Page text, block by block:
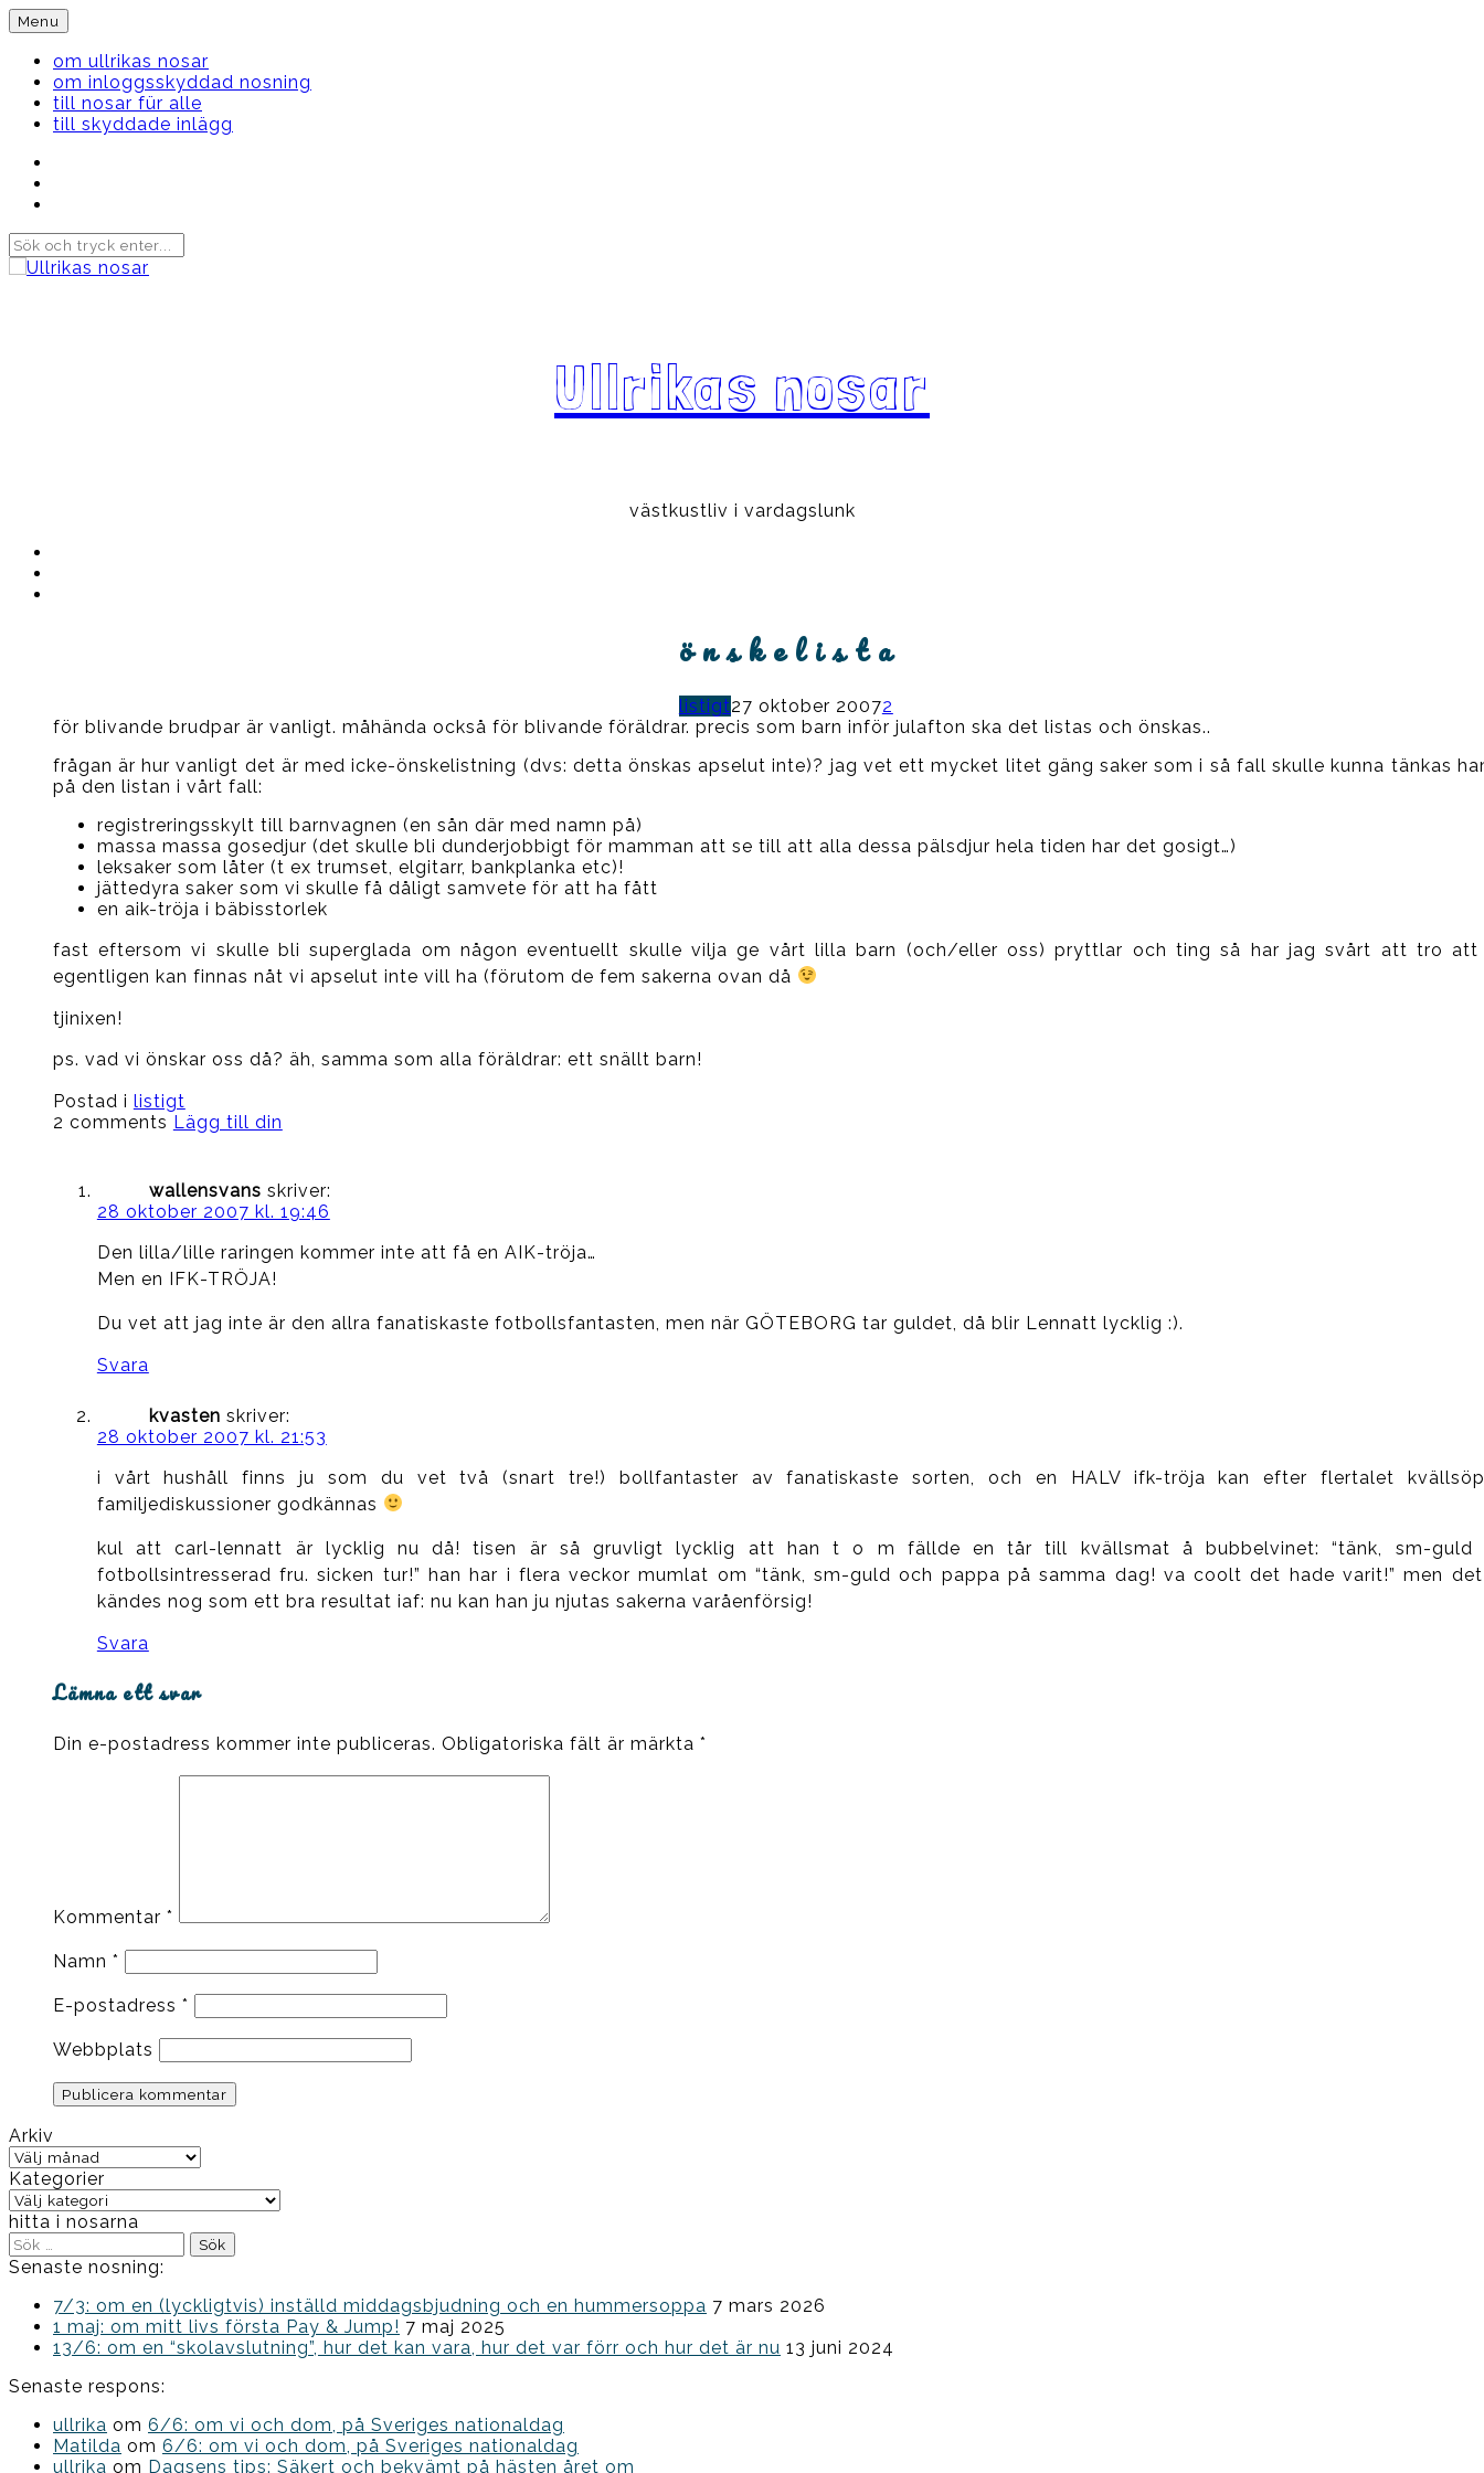
Skip
to
content
Menu
om ullrikas nosar
om inloggsskyddad nosning
till nosar für alle
till skyddade inlägg
Ullrikas nosar
västkustliv i vardagslunk
ö n s k e l i s t a
listigt27 oktober 20072
för blivande brudpar är vanligt. måhända också för blivande föräldrar. precis som barn inför julafton ska det listas och önskas..
frågan är hur vanligt det är med icke-önskelistning (dvs: detta önskas apselut inte)? jag vet ett mycket litet gäng saker som i så fall skulle kunna tänkas
på den listan i vårt fall:
registreringsskylt till barnvagnen (en sån där med namn på)
massa massa gosedjur (det skulle bli dunderjobbigt för mamman att se till att alla dessa pälsdjur hela tiden har det gosigt…)
leksaker som låter (t ex trumset, elgitarr, bankplanka etc)!
jättedyra saker som vi skulle få dåligt samvete för att ha fått
en aik-tröja i bäbisstorlek
fast eftersom vi skulle bli superglada om någon eventuellt skulle vilja ge vårt lilla barn (och/eller oss) pryttlar och ting så har jag svårt att tro
egentligen kan finnas nåt vi apselut inte vill ha (förutom de fem sakerna ovan då
tjinixen!
ps. vad vi önskar oss då? äh, samma som alla föräldrar: ett snällt barn!
Postad i listigt
2 comments Lägg till din
wallensvans skriver:
28 oktober 2007 kl. 19:46
Den lilla/lille raringen kommer inte att få en AIK-tröja…
Men en IFK-TRÖJA!
Du vet att jag inte är den allra fanatiskaste fotbollsfantasten, men när GÖTEBORG tar guldet, då blir Lennatt lycklig :).
Svara
kvasten skriver:
28 oktober 2007 kl. 21:53
i vårt hushåll finns ju som du vet två (snart tre!) bollfantaster av fanatiskaste sorten, och en HALV ifk-tröja kan efter flertalet
familjediskussioner godkännas
kul att carl-lennatt är lycklig nu då! tisen är så gruvligt lycklig att han t o m fällde en tår till kvällsmat å bubbelvinet: “tänk, sm-guld
fotbollsintresserad fru. sicken tur!” han har i flera veckor mumlat om “tänk, sm-guld och pappa på samma dag! va coolt det hade varit!” men
kändes nog som ett bra resultat iaf: nu kan han ju njutas sakerna varåenförsig!
Svara
Lämna ett svar
Din e-postadress kommer inte publiceras. Obligatoriska fält är märkta *
Kommentar *
Namn *
E-postadress *
Webbplats
Arkiv
Arkiv
Kategorier
Kategorier
hitta i nosarna
Sök
efter:
Senaste nosning:
7/3: om en (lyckligtvis) inställd middagsbjudning och en hummersoppa 7 mars 2026
1 maj: om mitt livs första Pay & Jump! 7 maj 2025
13/6: om en “skolavslutning”, hur det kan vara, hur det var förr och hur det är nu 13 juni 2024
Senaste respons:
ullrika om 6/6: om vi och dom, på Sveriges nationaldag
Matilda om 6/6: om vi och dom, på Sveriges nationaldag
ullrika om Dagsens tips: Säkert och bekvämt på hästen året om